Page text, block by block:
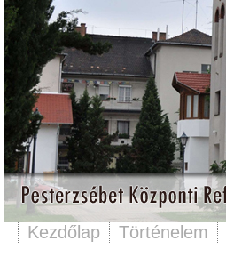
Kezdőlap Történelem